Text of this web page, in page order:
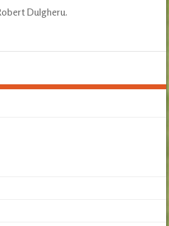
Dulgheru.